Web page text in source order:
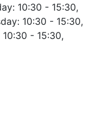
10:30 - 15:30,
10:30 - 15:30,
- 15:30,